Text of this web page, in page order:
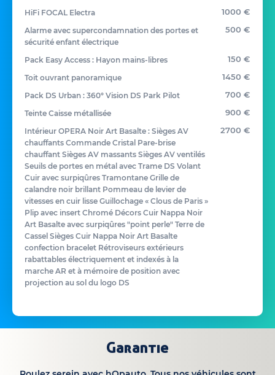
HiFi FOCAL Electra 1000 €
Alarme avec supercondamnation des portes et
sécurité enfant électrique
500 €
Pack Easy Access : Hayon mains-libres 150 €
Toit ouvrant panoramique 1450 €
Pack DS Urban : 360° Vision DS Park Pilot 700 €
Teinte Caisse métallisée 900 €
Intérieur OPERA Noir Art Basalte : Sièges AV
chauffants Commande Cristal Pare-brise
chauffant Sièges AV massants Sièges AV ventilés
Seuils de portes en métal avec Trame DS Volant
Cuir avec surpiqûres Tramontane Grille de
calandre noir brillant Pommeau de levier de
vitesses en cuir lisse Guillochage « Clous de Paris »
Plip avec insert Chromé Décors Cuir Nappa Noir
Art Basalte avec surpiqûres "point perle" Terre de
Cassel Sièges Cuir Nappa Noir Art Basalte
confection bracelet Rétroviseurs extérieurs
rabattables électriquement et indexés à la
marche AR et à mémoire de position avec
projection au sol du logo DS
2700 €
Garantie